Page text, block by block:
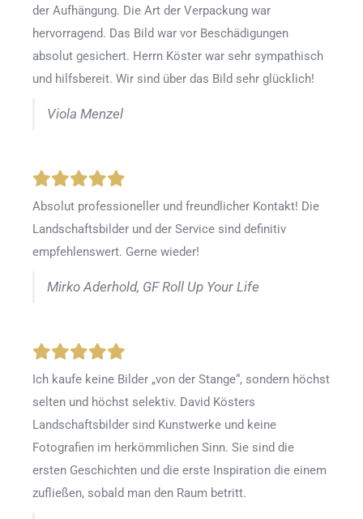
der Aufhängung. Die Art der Verpackung war
hervorragend. Das Bild war vor Beschädigungen
absolut gesichert. Herrn Köster war sehr sympathisch
und hilfsbereit. Wir sind über das Bild sehr glücklich!
Viola Menzel
Absolut professioneller und freundlicher Kontakt! Die
Landschaftsbilder und der Service sind definitiv
empfehlenswert. Gerne wieder!
Mirko Aderhold, GF Roll Up Your Life
Ich kaufe keine Bilder „von der Stange“, sondern höchst
selten und höchst selektiv. David Kösters
Landschaftsbilder sind Kunstwerke und keine
Fotografien im herkömmlichen Sinn. Sie sind die
ersten Geschichten und die erste Inspiration die einem
zufließen, sobald man den Raum betritt.